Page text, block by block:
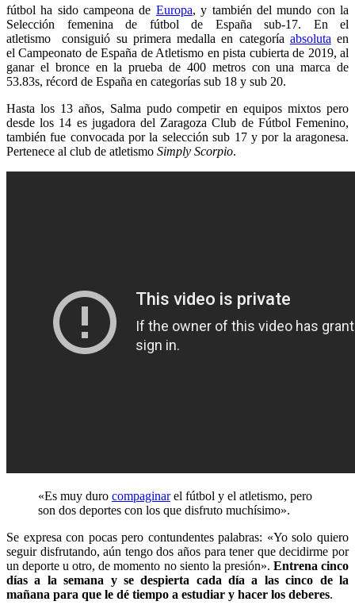
fútbol ha sido campeona de Europa​, y también del mundo con la
Selección femenina de fútbol de España sub-17. En el
atletismo consiguió su primera medalla en categoría absoluta en
el Campeonato de España de Atletismo en pista cubierta de 2019, al
ganar el bronce en la prueba de 400 metros con una marca de
53.83s, récord de España en categorías sub 18 y sub 20.
Hasta los 13 años, Salma pudo competir en equipos mixtos pero
desde los 14 es jugadora del Zaragoza Club de Fútbol Femenino,
también fue convocada por la selección sub 17 y por la aragonesa.
Pertenece al club de atletismo Simply Scorpio.
«Es muy duro compaginarel fútbol y el atletismo, pero
son dos deportes con los que disfruto muchísimo».
Se expresa con pocas pero contundentes palabras: «Yo solo quiero
seguir disfrutando, aún tengo dos años para tener que decidirme por
un deporte u otro, de momento no siento la presión». Entrena cinco
días a la semana y se despierta cada día a las cinco de la
mañana para que le dé tiempo a estudiar y hacer los deberes.